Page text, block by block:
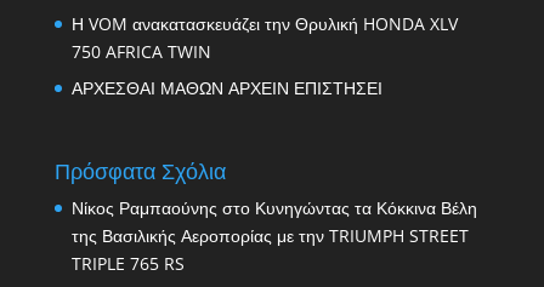
Η VOM ανακατασκευάζει την Θρυλική HONDA XLV
750 AFRICA TWIN
ΑΡΧΕΣΘΑΙ ΜΑΘΩΝ ΑΡΧΕΙΝ ΕΠΙΣΤΗΣΕΙ
Πρόσφατα Σχόλια
Νίκος Ραμπαούνης στο Κυνηγώντας τα Κόκκινα Βέλη
της Βασιλικής Αεροπορίας με την TRIUMPH STREET
TRIPLE 765 RS